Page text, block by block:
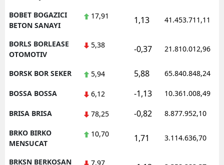
BOBET BOGAZICI
BETON SANAYI
17,91 1,13 41.453.711,11
BORLS BORLEASE
OTOMOTIV
5,38 -0,37 21.810.012,96
BORSK BOR SEKER 5,94 5,88 65.840.848,24
BOSSA BOSSA 6,12 -1,13 10.361.008,49
BRISA BRISA 78,25 -0,82 8.877.952,10
BRKO BIRKO
MENSUCAT
10,70 1,71 3.114.636,70
BRKSN BERKOSAN
7,97